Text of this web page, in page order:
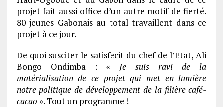
projet fait aussi office d’un autre motif de fierté.
80 jeunes Gabonais au total travaillent dans ce
projet à ce jour.
De quoi susciter le satisfecit du chef de l’Etat, Ali
Bongo Ondimba : « Je suis ravi de la
matérialisation de ce projet qui met en lumière
notre politique de développement de la filière café-
cacao ». Tout un programme !